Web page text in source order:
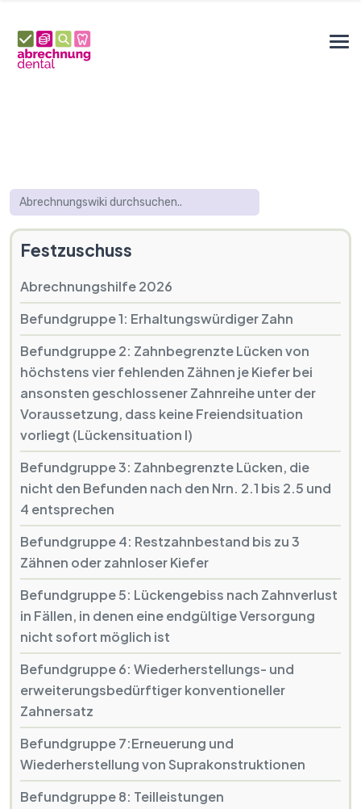
Festzuschuss
Abrechnungshilfe 2026
Befundgruppe 1: Erhaltungswürdiger Zahn
Befundgruppe 2: Zahnbegrenzte Lücken von
höchstens vier fehlenden Zähnen je Kiefer bei
ansonsten geschlossener Zahnreihe unter der
Voraussetzung, dass keine Freiendsituation
vorliegt (Lückensituation I)
Befundgruppe 3: Zahnbegrenzte Lücken, die
nicht den Befunden nach den Nrn. 2.1 bis 2.5 und
4 entsprechen
Befundgruppe 4: Restzahnbestand bis zu 3
Zähnen oder zahnloser Kiefer
Befundgruppe 5: Lückengebiss nach Zahnverlust
in Fällen, in denen eine endgültige Versorgung
nicht sofort möglich ist
Befundgruppe 6: Wiederherstellungs- und
erweiterungsbedürftiger konventioneller
Zahnersatz
Befundgruppe 7:Erneuerung und
Wiederherstellung von Suprakonstruktionen
Befundgruppe 8: Teilleistungen